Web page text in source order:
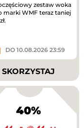
zestaw woka
marki WMF teraz taniej
DO 10.08.2026 23:59
SKORZYSTAJ
40%